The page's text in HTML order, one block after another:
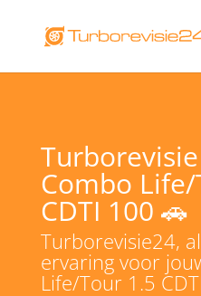
Combo
CDTI 100 🚗
Turborevisie24,
ervaring voor
Life/Tour 1.5